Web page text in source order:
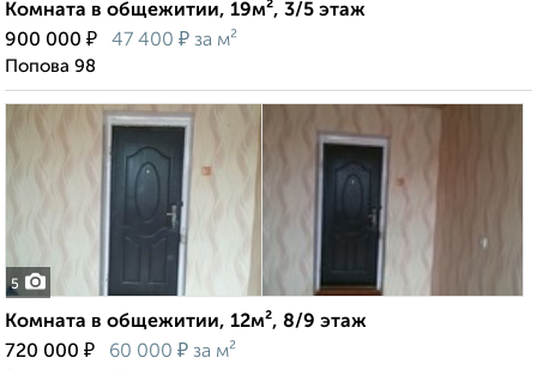
Комната в общежитии, 19м², 3/5 этаж
900 000 ₽ 47 400 ₽ за м²
Попова 98
5
Комната в общежитии, 12м², 8/9 этаж
720 000 ₽ 60 000 ₽ за м²